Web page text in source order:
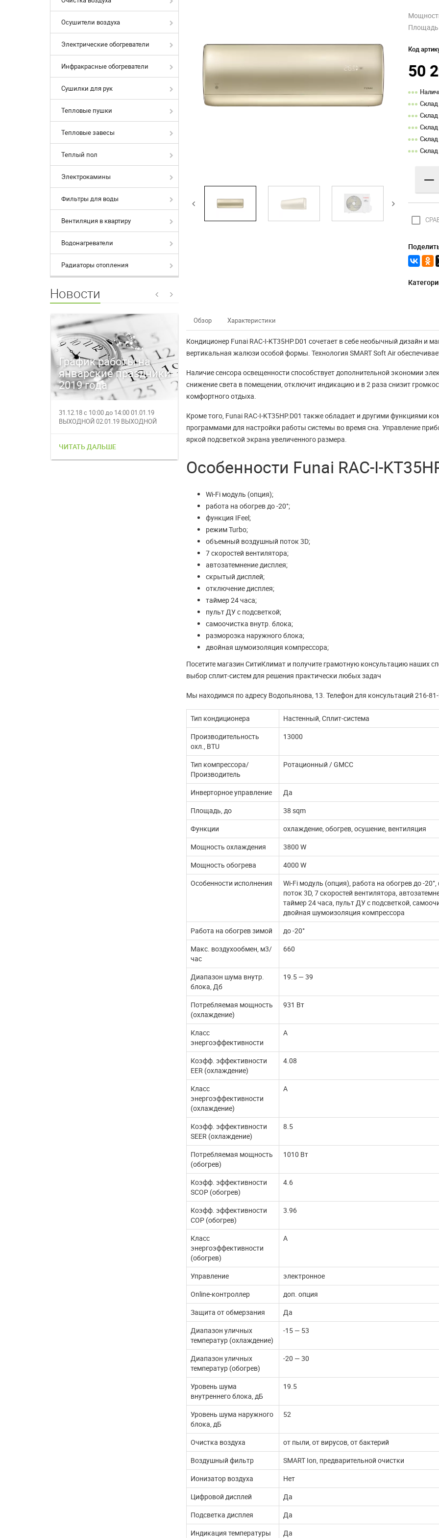
Осушители воздуха
Электрические обогреватели
Инфракрасные обогреватели
Сушилки для рук
Тепловые пушки
Тепловые завесы
Теплый пол
Электрокамины
Фильтры для воды
Вентиляция в квартиру
Водонагреватели
Радиаторы отопления
Новости
График работы на
январские праздники
2019 года
31.12.18 с 10:00 до 14:00 01.01.19
ВЫХОДНОЙ 02.01.19 ВЫХОДНОЙ
ЧИТАТЬ ДАЛЬШЕ
Время работы
магазина СитиКлимат
27.12.2018 года.
27.12.2018 магазин СитиКлимат
работает с 09:00 до 17:30. Ждем Вас
за полез...
ЧИТАТЬ ДАЛЬШЕ
Конвектор -
обогреватель для
дома
Электрический конвектор: как
выбрать хороший и недорогой В
нашем городе Красноярске ...
ЧИТАТЬ ДАЛЬШЕ
Код
50
Склад
—
check_box_outline_blank
Обзор Характеристики
Кондиционер Funai RAC-I-KT35HP.D01 сочетает в себе необычный дизайн и
вертикальная жалюзи особой формы. Технология SMART Soft Air
Наличие сенсора освещенности способствует дополнительной экономии
снижение света в помещении, отключит индикацию и в 2 раза снизит
комфортного отдыха.
Кроме того, Funai RAC-I-KT35HP.D01 также обладает и другими функциями
программами для настройки работы системы во время сна. Управление
яркой подсветкой экрана увеличенного размера.
Особенности Funai RAC-I-
Wi-Fi модуль (опция);
работа на обогрев до -20°;
функция IFeel;
режим Turbo;
объемный воздушный поток 3D;
7 скоростей вентилятора;
автозатемнение дисплея;
скрытый дисплей;
отключение дисплея;
таймер 24 часа;
пульт ДУ с подсветкой;
самоочистка внутр. блока;
разморозка наружного блока;
двойная шумоизоляция компрессора;
Посетите магазин СитиКлимат и получите грамотную консультацию
выбор сплит-систем для решения практически любых задач
Мы находимся по адресу Водопьянова, 13. Телефон для консультаций 216-
Тип кондиционера
Настенный, Сплит-система
Производительность
охл., BTU
13000
Тип компрессора/
Производитель
Ротационный / GMCC
Инверторное управление
Да
Площадь, до
38 sqm
Функции
охлаждение, обогрев, осушение, вентиляция
Мощность охлаждения
3800 W
Мощность обогрева
4000 W
Особенности исполнения
Wi-Fi модуль (опция), работа на обогрев до -
поток 3D, 7 скоростей вентилятора,
таймер 24 часа, пульт ДУ с подсветкой,
двойная шумоизоляция компрессора
Работа на обогрев зимой
до -20°
Макс. воздухообмен, м3/
час
660
Диапазон шума внутр.
блока, Дб
19.5 — 39
Потребляемая мощность
(охлаждение)
931 Вт
Класс
энергоэффективности
A
Коэфф. эффективности
EER (охлаждение)
4.08
Класс
энергоэффективности
(охлаждение)
А
Коэфф. эффективности
SEER (охлаждение)
8.5
Потребляемая мощность
(обогрев)
1010 Вт
Коэфф. эффективности
SCOP (обогрев)
4.6
Коэфф. эффективности
COP (обогрев)
3.96
Класс
энергоэффективности
(обогрев)
A
Управление
электронное
Online-контроллер
доп. опция
Защита от обмерзания
Да
Диапазон уличных
температур (охлаждение)
-15 — 53
Диапазон уличных
температур (обогрев)
-20 — 30
Уровень шума
внутреннего блока, дБ
19.5
Уровень шума наружного
блока, дБ
52
Очистка воздуха
от пыли, от вирусов, от бактерий
Воздушный фильтр
SMART Ion, предварительной очистки
Ионизатор воздуха
Нет
Цифровой дисплей
Да
Подсветка дисплея
Да
Индикация температуры
Да